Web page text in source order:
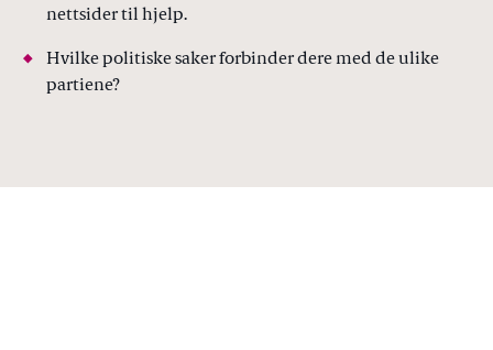
nettsider til hjelp.
Hvilke politiske saker forbinder dere med de ulike
partiene?